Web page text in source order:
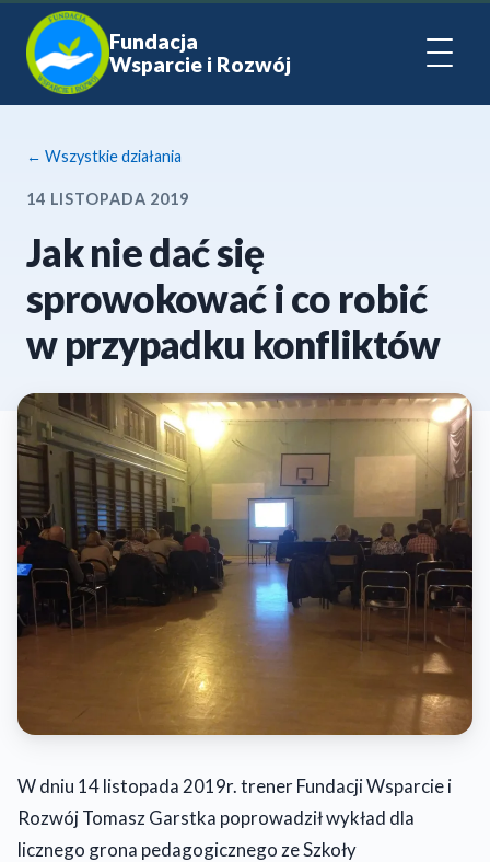
Fundacja
Wsparcie i Rozwój
← Wszystkie działania
14 LISTOPADA 2019
Jak nie dać się
sprowokować i co robić
w przypadku konfliktów
W dniu 14 listopada 2019r. trener Fundacji Wsparcie i
Rozwój Tomasz Garstka poprowadził wykład dla
licznego grona pedagogicznego ze Szkoły